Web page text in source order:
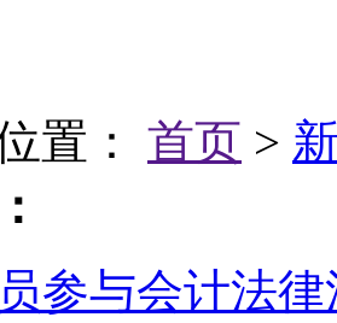
置： 首页 >
参与会计法